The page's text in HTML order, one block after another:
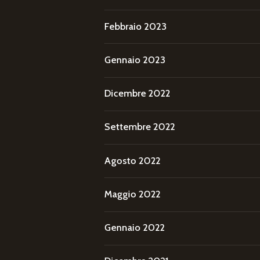
Febbraio 2023
Gennaio 2023
Dicembre 2022
Settembre 2022
Agosto 2022
Maggio 2022
Gennaio 2022